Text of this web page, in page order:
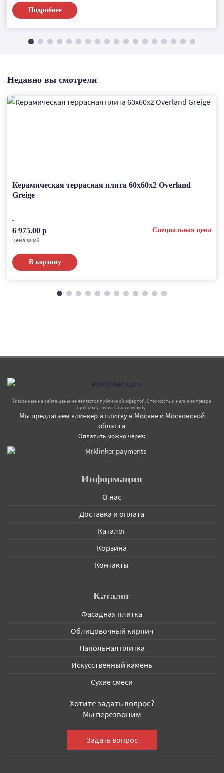
Подробнее
Недавно вы смотрели
Керамическая террасная плита 60x60x2 Overland
Greige
6 975.00 р
Специальная цена
цена за м2
В корзину
Указанные на сайте цены не являются публичной офертой. Стоимость и наличие товара
просьба уточнять по телефону.
Мы предлагаем клинкер и плитку в Москве и Московской
области
Оплатить можно через:
Информация
О нас
Доставка и оплата
Каталог
Корзина
Контакты
Каталог
Фасадная плитка
Облицовочный кирпич
Напольная плитка
Искусственный камень
Сухие смеси
Хотите задать вопрос?
Мы перезвоним